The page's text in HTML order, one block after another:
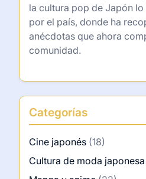
la cultura pop de Japón
por el país, donde ha
anécdotas que ahora
comunidad.
Categorías
Cine japonés (18)
Cultura de moda japonesa